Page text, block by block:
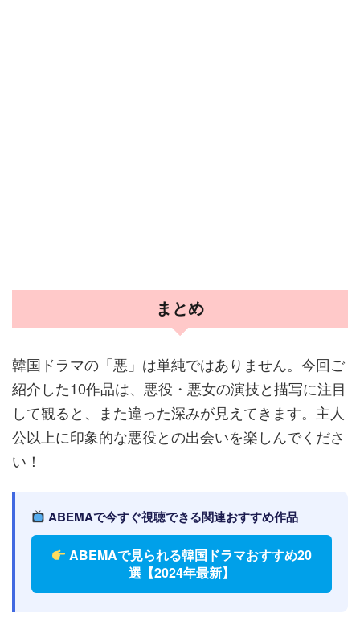
まとめ
韓国ドラマの「悪」は単純ではありません。今回ご
紹介した10作品は、悪役・悪女の演技と描写に注目
して観ると、また違った深みが見えてきます。主人
公以上に印象的な悪役との出会いを楽しんでくださ
い！
ABEMAで今すぐ視聴できる関連おすすめ作品
ABEMAで見られる韓国ドラマおすすめ20
選【2024年最新】